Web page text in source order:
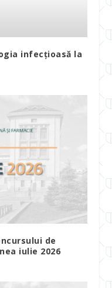
infecțioasă la
de
iulie 2026